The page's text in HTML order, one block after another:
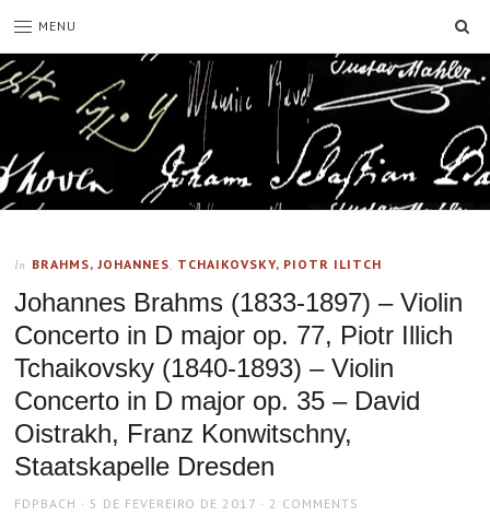
MENU
In BRAHMS, JOHANNES, TCHAIKOVSKY, PIOTR ILITCH
Johannes Brahms (1833-1897) – Violin
Concerto in D major op. 77, Piotr Illich
Tchaikovsky (1840-1893) – Violin
Concerto in D major op. 35 – David
Oistrakh, Franz Konwitschny,
Staatskapelle Dresden
AUTHOR
FDPBACH
POSTED
5 DE FEVEREIRO DE 2017 2 COMMENTS